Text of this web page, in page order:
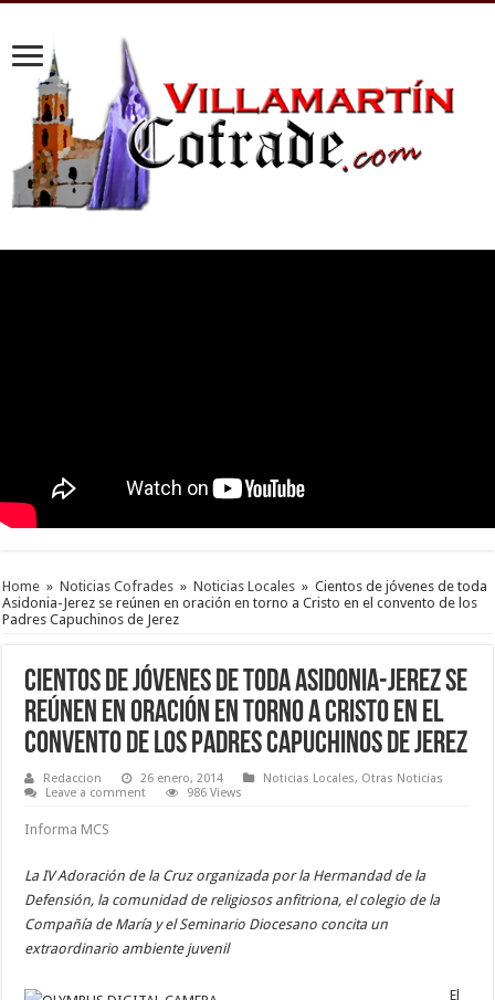
Home » Noticias Cofrades » Noticias Locales » Cientos de jóvenes de toda
Asidonia-Jerez se reúnen en oración en torno a Cristo en el convento de los
Padres Capuchinos de Jerez
Cientos de jóvenes de toda Asidonia-Jerez se
reúnen en oración en torno a Cristo en el
convento de los Padres Capuchinos de Jerez
Redaccion 26 enero, 2014 Noticias Locales, Otras Noticias
Leave a comment
986 Views
Informa MCS
La IV Adoración de la Cruz organizada por la Hermandad de la
Defensión, la comunidad de religiosos anfitriona, el colegio de la
Compañía de María y el Seminario Diocesano concita un
extraordinario ambiente juvenil
El